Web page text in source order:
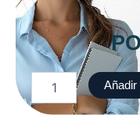
Chain
Management
Añadir